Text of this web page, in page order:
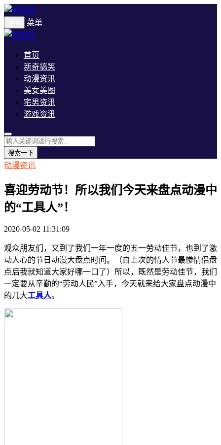
菜单
首页
新奇搞笑
动漫资讯
美女美图
宅男资讯
游戏资讯
搜索一下
动漫资讯
喜迎劳动节！所以我们今天来盘点动漫中
的“工具人”！
2020-05-02 11:31:09
观众朋友们，又到了我们一年一度的五一劳动佳节，也到了激
动人心的节日动漫大盘点时间。（自上次的情人节最惨情侣盘
点后我就知道大家好哪一口了）所以，既然是劳动佳节，我们
一定要从辛勤的“劳动人民”入手，今天就来给大家盘点动漫中
的几大工具人。